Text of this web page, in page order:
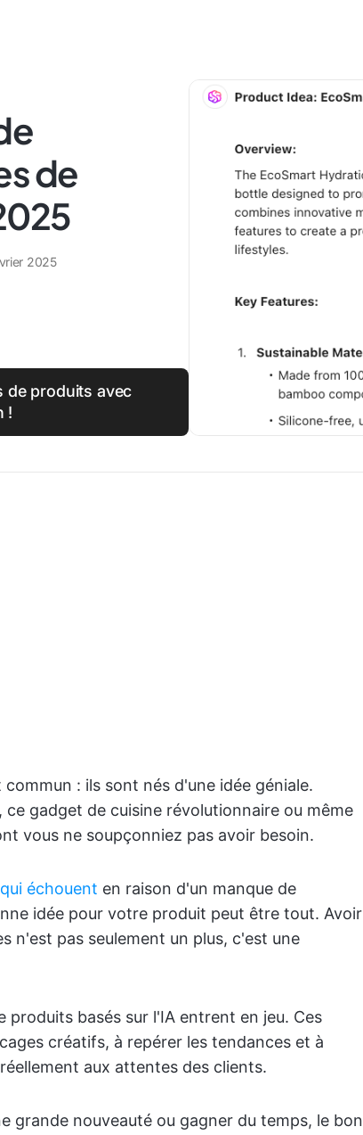
de
2025
de produits avec
!
: ils sont nés d'une idée géniale.
gadget de cuisine révolutionnaire ou même
vous ne soupçonniez pas avoir besoin.
échouent en raison d'un manque de
idée pour votre produit peut être tout. Avoir
n'est pas seulement un plus, c'est une
produits basés sur l'IA entrent en jeu. Ces
créatifs, à repérer les tendances et à
aux attentes des clients.
grande nouveauté ou gagner du temps, le bon